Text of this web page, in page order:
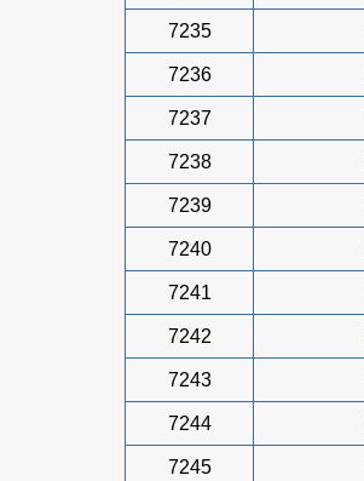
7235
7236
7237
7238
7239
7240
7241
7242
7243
7244
7245